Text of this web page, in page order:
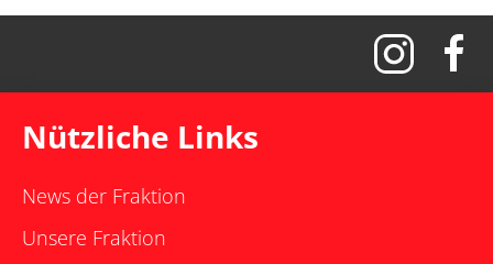
Nützliche Links
News der Fraktion
Unsere Fraktion